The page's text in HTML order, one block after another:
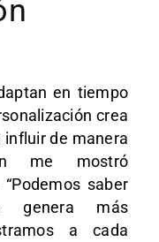
en tiempo
crea
influir de manera
me mostró
saber
genera más
a cada